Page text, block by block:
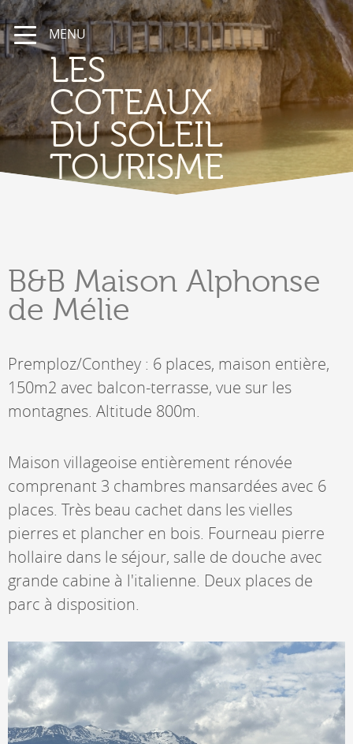
MENU
LES
COTEAUX
DU SOLEIL
TOURISME
B&B Maison Alphonse
de Mélie
Premploz/Conthey : 6 places, maison entière,
150m2 avec balcon-terrasse, vue sur les
montagnes. Altitude 800m.
Maison villageoise entièrement rénovée
comprenant 3 chambres mansardées avec 6
places. Très beau cachet dans les vielles
pierres et plancher en bois. Fourneau pierre
hollaire dans le séjour, salle de douche avec
grande cabine à l'italienne. Deux places de
parc à disposition.